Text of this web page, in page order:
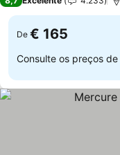
De € 165
Consulte os preços de